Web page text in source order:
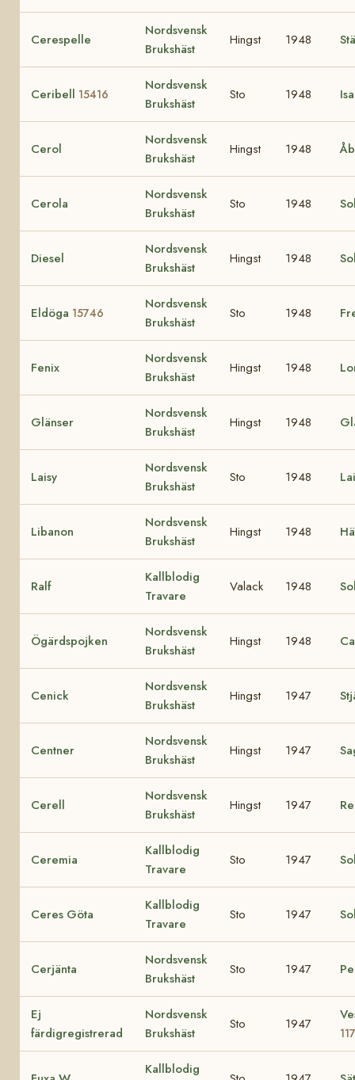
Cerespelle
Nordsvensk
Brukshäst
Hingst 1948
Ceribell 15416
Nordsvensk
Brukshäst
Sto 1948
Cerol
Nordsvensk
Brukshäst
Hingst 1948
Cerola
Nordsvensk
Brukshäst
Sto 1948
Diesel
Nordsvensk
Brukshäst
Hingst 1948
Eldöga 15746
Nordsvensk
Brukshäst
Sto 1948
Fenix
Nordsvensk
Brukshäst
Hingst 1948
Glänser
Nordsvensk
Brukshäst
Hingst 1948
Laisy
Nordsvensk
Brukshäst
Sto 1948
Libanon
Nordsvensk
Brukshäst
Hingst 1948
Ralf
Kallblodig
Travare
Valack 1948
Ögärdspojken
Nordsvensk
Brukshäst
Hingst 1948
Cenick
Nordsvensk
Brukshäst
Hingst 1947
Centner
Nordsvensk
Brukshäst
Hingst 1947
Cerell
Nordsvensk
Brukshäst
Hingst 1947
Ceremia
Kallblodig
Travare
Sto 1947
Ceres Göta
Kallblodig
Travare
Sto 1947
Cerjänta
Nordsvensk
Brukshäst
Sto 1947
Ej
färdigregistrerad
Nordsvensk
Brukshäst
Sto 1947
Kallblodig